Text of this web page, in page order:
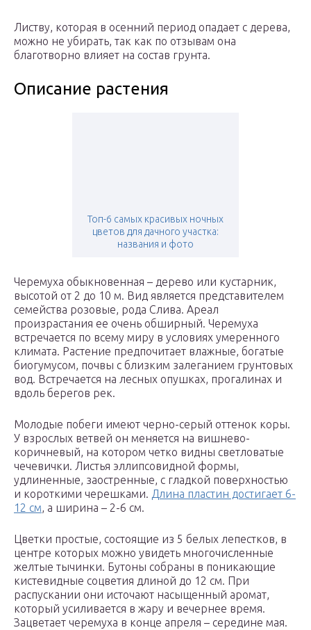
Листву, которая в осенний период опадает с дерева,
можно не убирать, так как по отзывам она
благотворно влияет на состав грунта.
Описание растения
Топ-6 самых красивых ночных
цветов для дачного участка:
названия и фото
Черемуха обыкновенная – дерево или кустарник,
высотой от 2 до 10 м. Вид является представителем
семейства розовые, рода Слива. Ареал
произрастания ее очень обширный. Черемуха
встречается по всему миру в условиях умеренного
климата. Растение предпочитает влажные, богатые
биогумусом, почвы с близким залеганием грунтовых
вод. Встречается на лесных опушках, прогалинах и
вдоль берегов рек.
Молодые побеги имеют черно-серый оттенок коры.
У взрослых ветвей он меняется на вишнево-
коричневый, на котором четко видны светловатые
чечевички. Листья эллипсовидной формы,
удлиненные, заостренные, с гладкой поверхностью
и короткими черешками. Длина пластин достигает 6-
12 см, а ширина – 2-6 см.
Цветки простые, состоящие из 5 белых лепестков, в
центре которых можно увидеть многочисленные
желтые тычинки. Бутоны собраны в поникающие
кистевидные соцветия длиной до 12 см. При
распускании они источают насыщенный аромат,
который усиливается в жару и вечернее время.
Зацветает черемуха в конце апреля – середине мая.